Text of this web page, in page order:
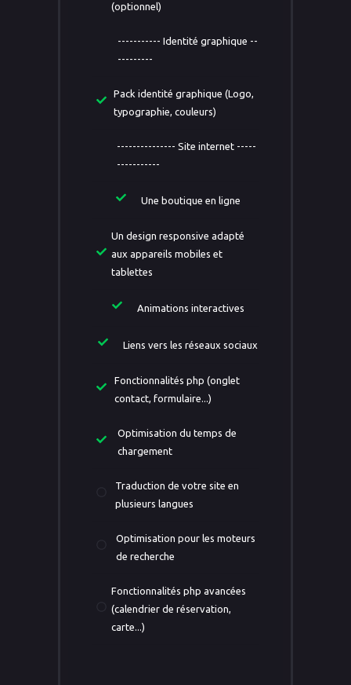
(optionnel)
----------- Identité graphique --
---------
Pack identité graphique (Logo,
typographie, couleurs)
--------------- Site internet -----
-----------
Une boutique en ligne
Un design responsive adapté
aux appareils mobiles et
tablettes
Animations interactives
Liens vers les réseaux sociaux
Fonctionnalités php (onglet
contact, formulaire...)
Optimisation du temps de
chargement
Traduction de votre site en
plusieurs langues
Optimisation pour les moteurs
de recherche
Fonctionnalités php avancées
(calendrier de réservation,
carte...)